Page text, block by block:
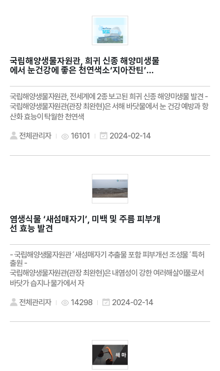
국립해양생물자원관, 희귀 신종 해양미생물
에서 눈건강에 좋은 천연색소‘지아잔틴’색
국립해양생물자원관, 전세계에 2종 보고된 희귀 신종 해양미생물 발견 -
국립해양생물자원관(관장 최완현)은 서해 바닷물에서 눈 건강 예방과 항
산화 효능이 탁월한 천연색
전체관리자 16101 2024-02-14
염생식물 ‘새섬매자기’, 미백 및 주름 피부개
선 효능 발견
- 국립해양생물자원관´새섬매자기 추출물 포함 피부개선 조성물´특허
출원 -
국립해양생물자원관(관장 최완현)은 내염성이 강한 여러해살이풀로서
바닷가 습지나 물가에서 자
전체관리자 14298 2024-02-14